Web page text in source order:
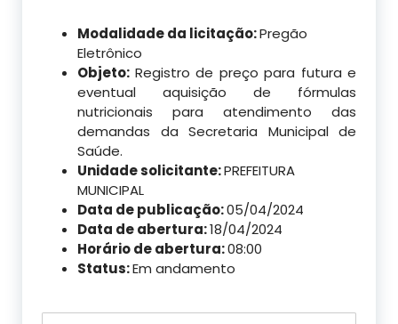
Modalidade da licitação:Pregão
Eletrônico
Objeto: Registro de preço para futura e
eventual aquisição de fórmulas
nutricionais para atendimento das
demandas da Secretaria Municipal de
Saúde.
Unidade solicitante:PREFEITURA
MUNICIPAL
Data de publicação:05/04/2024
Data de abertura:18/04/2024
Horário de abertura:08:00
Status:Em andamento